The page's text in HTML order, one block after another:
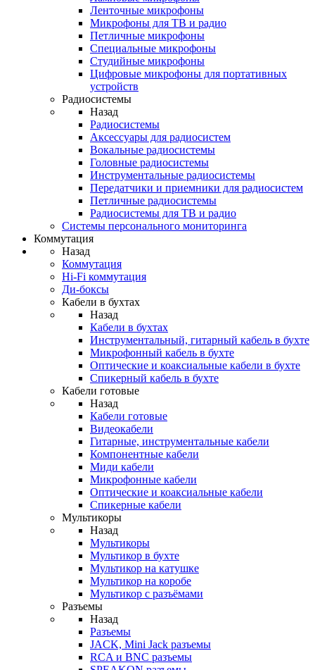
Ленточные микрофоны
Микрофоны для ТВ и радио
Петличные микрофоны
Специальные микрофоны
Студийные микрофоны
Цифровые микрофоны для портативных
устройств
Радиосистемы
Назад
Радиосистемы
Аксессуары для радиосистем
Вокальные радиосистемы
Головные радиосистемы
Инструментальные радиосистемы
Передатчики и приемники для радиосистем
Петличные радиосистемы
Радиосистемы для ТВ и радио
Системы персонального мониторинга
Коммутация
Назад
Коммутация
Hi-Fi коммутация
Ди-боксы
Кабели в бухтах
Назад
Кабели в бухтах
Инструментальный, гитарный кабель в бухте
Микрофонный кабель в бухте
Оптические и коаксиальные кабели в бухте
Спикерный кабель в бухте
Кабели готовые
Назад
Кабели готовые
Видеокабели
Гитарные, инструментальные кабели
Компонентные кабели
Миди кабели
Микрофонные кабели
Оптические и коаксиальные кабели
Спикерные кабели
Мультикоры
Назад
Мультикоры
Мультикор в бухте
Мультикор на катушке
Мультикор на коробе
Мультикор с разъёмами
Разъемы
Назад
Разъемы
JACK, Mini Jack разъемы
RCA и BNC разъемы